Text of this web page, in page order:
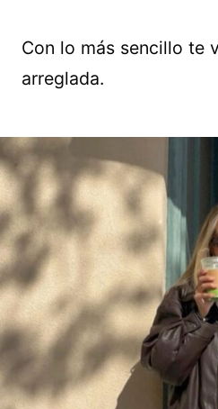
Con lo más sencillo te
arreglada.